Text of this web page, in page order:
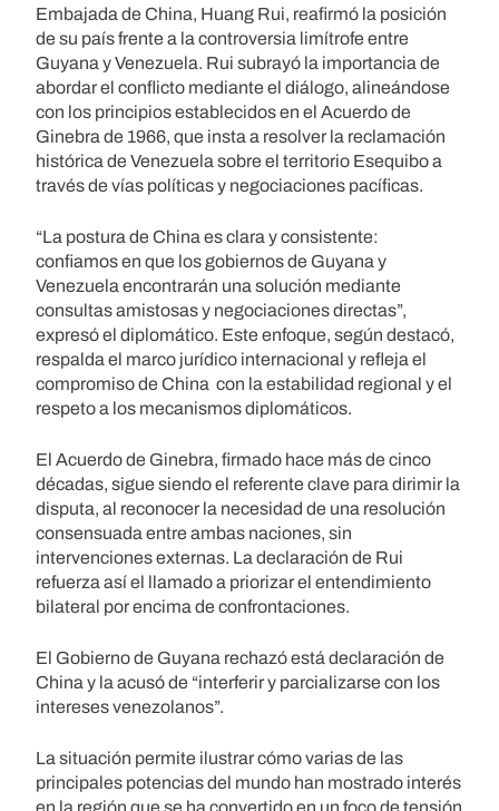
Embajada de China, Huang Rui, reafirmó la posición
de su país frente a la controversia limítrofe entre
Guyana y Venezuela. Rui subrayó la importancia de
abordar el conflicto mediante el diálogo, alineándose
con los principios establecidos en el Acuerdo de
Ginebra de 1966, que insta a resolver la reclamación
histórica de Venezuela sobre el territorio Esequibo a
través de vías políticas y negociaciones pacíficas.
“La postura de China es clara y consistente:
confiamos en que los gobiernos de Guyana y
Venezuela encontrarán una solución mediante
consultas amistosas y negociaciones directas”,
expresó el diplomático. Este enfoque, según destacó,
respalda el marco jurídico internacional y refleja el
compromiso de China con la estabilidad regional y el
respeto a los mecanismos diplomáticos.
El Acuerdo de Ginebra, firmado hace más de cinco
décadas, sigue siendo el referente clave para dirimir la
disputa, al reconocer la necesidad de una resolución
consensuada entre ambas naciones, sin
intervenciones externas. La declaración de Rui
refuerza así el llamado a priorizar el entendimiento
bilateral por encima de confrontaciones.
El Gobierno de Guyana rechazó está declaración de
China y la acusó de “interferir y parcializarse con los
intereses venezolanos”.
La situación permite ilustrar cómo varias de las
principales potencias del mundo han mostrado interés
en la región que se ha convertido en un foco de tensión